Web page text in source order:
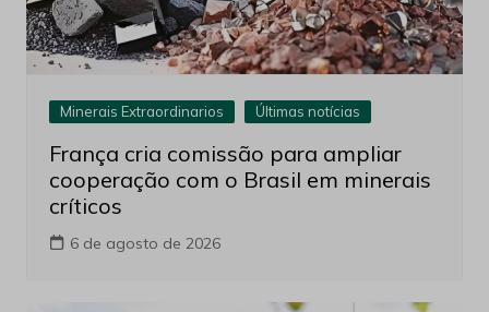
Minerais Extraordinarios Últimas notícias
França cria comissão para ampliar
cooperação com o Brasil em minerais
críticos
6 de agosto de 2026